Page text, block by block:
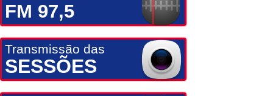
FM 97,5
Transmissão das
SESSÕES